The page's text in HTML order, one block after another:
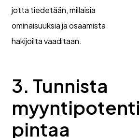
jotta tiedetään, millaisia
ominaisuuksia ja osaamista
hakijoilta vaaditaan.
3. Tunnista
pintaa